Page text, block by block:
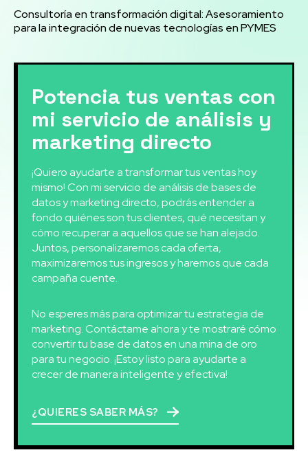
Consultoría en transformación digital: Asesoramiento
para la integración de nuevas tecnologías en PYMES
Potencia tus ventas con
mi servicio de análisis y
marketing directo
¡Quiero ayudarte a transformar tus ventas hoy
mismo! Con mi servicio de análisis de bases de
datos y marketing directo, podrás entender a
fondo quiénes son tus clientes, qué necesitan y
cómo recuperar a aquellos que se han alejado.
Juntos, personalizaremos cada oferta,
maximizaremos tus ingresos y haremos que cada
campaña cuente.
No esperes más para optimizar tu estrategia de
marketing. Contáctame ahora y te mostraré cómo
convertir tu base de datos en una mina de oro
para tu negocio. ¡Estoy listo para ayudarte a
crecer de manera inteligente y efectiva!
¿QUIERES SABER MÁS?